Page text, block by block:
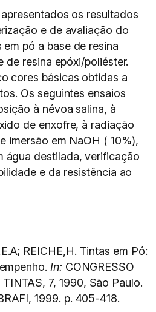
os resultados
e de avaliação do
pó a base de resina
de resina epóxi/poliéster.
cores básicas obtidas a
Os seguintes ensaios
à névoa salina, à
de enxofre, à radiação
imersão em NaOH ( 10%),
água destilada, verificação
e da resistência ao
REICHE,H. Tintas em Pó:
In: CONGRESSO
7, 1990, São Paulo.
1999. p. 405-418.